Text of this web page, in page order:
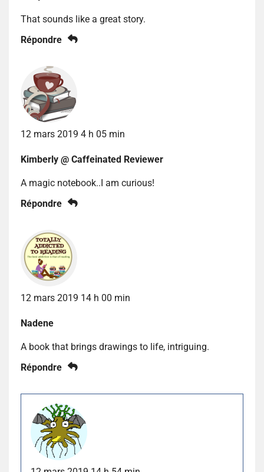
That sounds like a great story.
Répondre
12 mars 2019 4 h 05 min
Kimberly @ Caffeinated Reviewer
A magic notebook..I am curious!
Répondre
12 mars 2019 14 h 00 min
Nadene
A book that brings drawings to life, intriguing.
Répondre